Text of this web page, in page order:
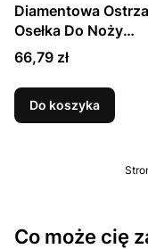
Diamentowa
Osełka Do Noży
Nożyczek 360/600
TG0831 TAIDEA
Cena
66,79 zł
Do koszyka
Co może cię